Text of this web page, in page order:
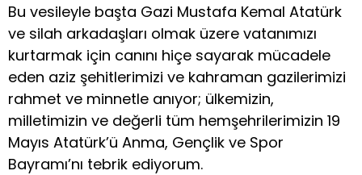
Bu vesileyle başta Gazi Mustafa Kemal Atatürk
ve silah arkadaşları olmak üzere vatanımızı
kurtarmak için canını hiçe sayarak mücadele
eden aziz şehitlerimizi ve kahraman gazilerimizi
rahmet ve minnetle anıyor; ülkemizin,
milletimizin ve değerli tüm hemşehrilerimizin 19
Mayıs Atatürk’ü Anma, Gençlik ve Spor
Bayramı’nı tebrik ediyorum.